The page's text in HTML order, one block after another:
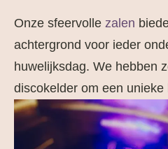
Onze sfeervolle zalen
achtergrond voor ieder
huwelijksdag. We hebben
discokelder om een